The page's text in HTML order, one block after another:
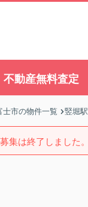
不動産無料査定
士市の物件一覧 竪堀駅
集は終了しました。